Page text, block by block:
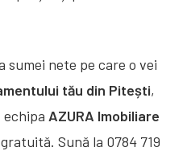
sumei nete pe care o vei
tău din Pitești,
echipa AZURA Imobiliare
Sună la 0784 719